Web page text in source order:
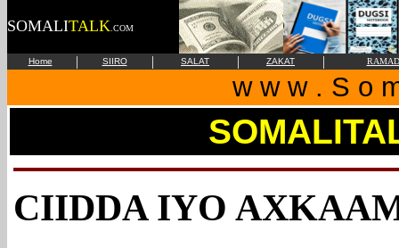
SOMALITALK .COM
Home | SIIRO | SALAT | ZAKAT |
w w w . S o
CIIDDA IYO